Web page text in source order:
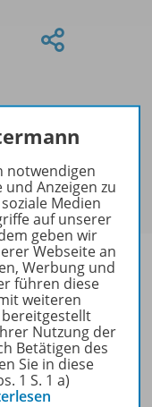
werden.
melden Sie
notwendigen
Anzeigen zu
Medien
auf unserer
geben wir
Webseite an
Werbung und
führen diese
weiteren
bereitgestellt
Nutzung der
Betätigen des
Sie in diese
1 S. 1 a)